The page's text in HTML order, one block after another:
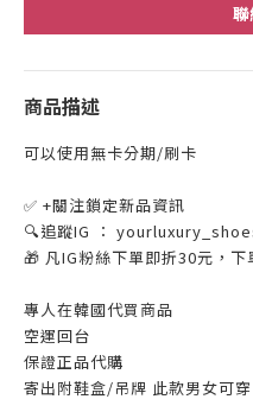
商品描述
可以使用無卡分期/刷卡
✅ +關注鎖定新品資訊
🔍追蹤IG ：
🎁 凡IG粉絲下單即折30元，
專人在韓國代買商品
空運回台
保證正品代購
寄出附鞋盒/吊牌 此款男女可穿